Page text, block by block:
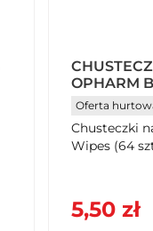
OPHARM
SZTUKI)
Oferta
Chusteczki
Wipes (64
5,50 zł